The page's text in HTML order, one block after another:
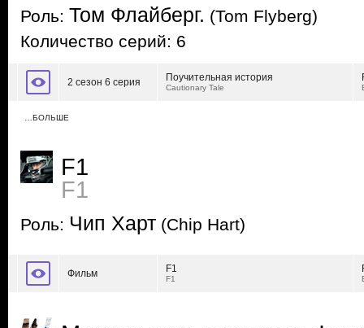
Роль: Том Флайберг. (Tom Flyberg)
Количество серий: 6
2 сезон 6 серия Поучительная история
Cautionary Tale
…БОЛЬШЕ
F1
F1
Роль: Чип Харт (Chip Hart)
Фильм F1
F1